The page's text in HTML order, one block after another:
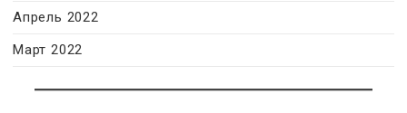
Апрель 2022
Март 2022